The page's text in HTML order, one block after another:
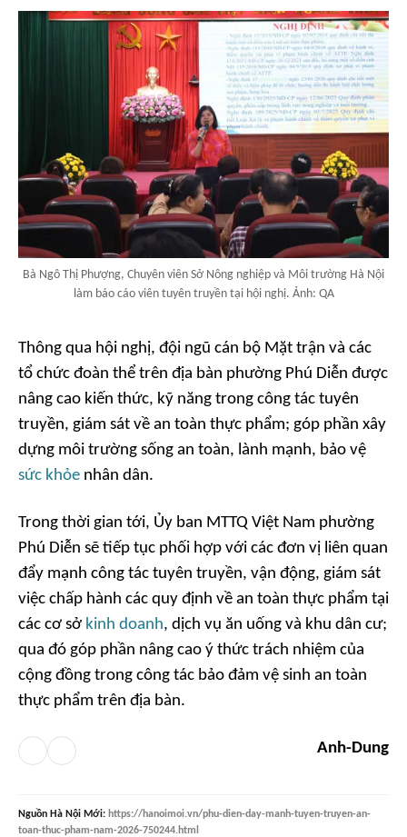
Bà Ngô Thị Phượng, Chuyên viên Sở Nông nghiệp và Môi trường Hà Nội
làm báo cáo viên tuyên truyền tại hội nghị. Ảnh: QA
Thông qua hội nghị, đội ngũ cán bộ Mặt trận và các
tổ chức đoàn thể trên địa bàn phường Phú Diễn được
nâng cao kiến thức, kỹ năng trong công tác tuyên
truyền, giám sát về an toàn thực phẩm; góp phần xây
dựng môi trường sống an toàn, lành mạnh, bảo vệ
sức khỏe nhân dân.
Trong thời gian tới, Ủy ban MTTQ Việt Nam phường
Phú Diễn sẽ tiếp tục phối hợp với các đơn vị liên quan
đẩy mạnh công tác tuyên truyền, vận động, giám sát
việc chấp hành các quy định về an toàn thực phẩm tại
các cơ sở kinh doanh, dịch vụ ăn uống và khu dân cư;
qua đó góp phần nâng cao ý thức trách nhiệm của
cộng đồng trong công tác bảo đảm vệ sinh an toàn
thực phẩm trên địa bàn.
Anh-Dung
Nguồn Hà Nội Mới: https://hanoimoi.vn/phu-dien-day-manh-tuyen-truyen-an-
toan-thuc-pham-nam-2026-750244.html